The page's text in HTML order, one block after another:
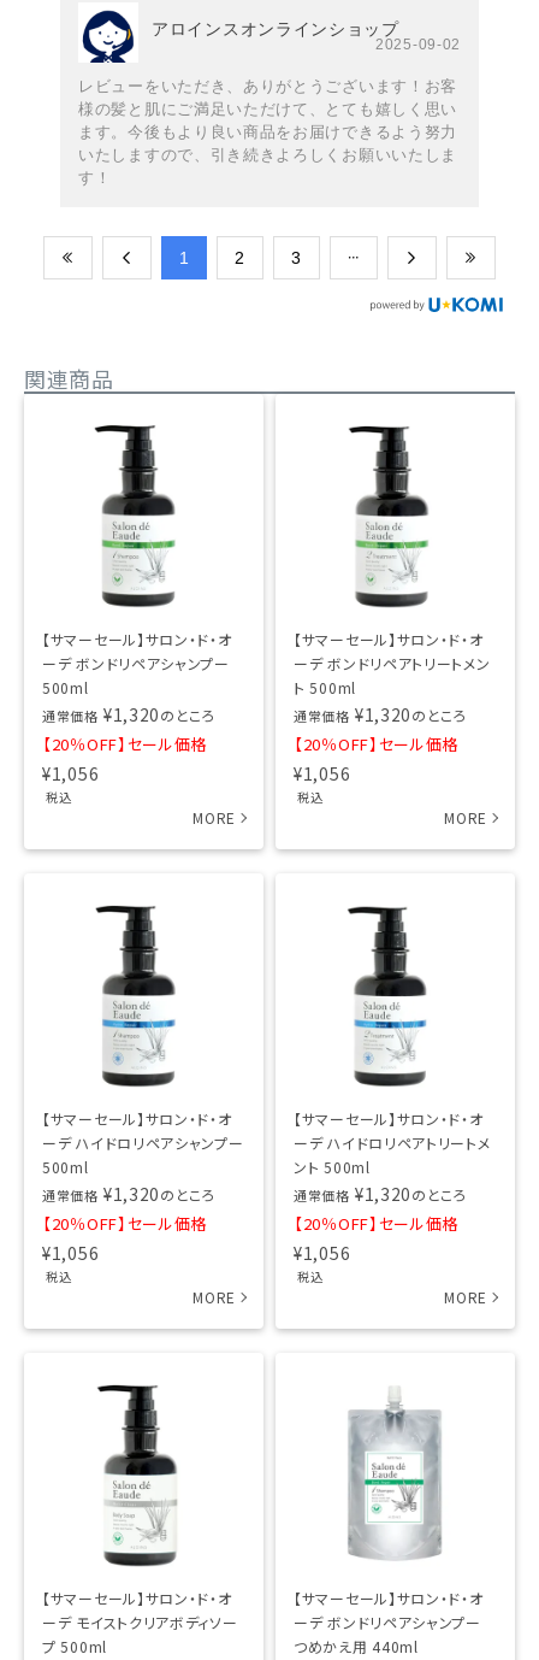
アロインスオンラインショップ
2025-09-02
レビューをいただき、ありがとうございます！お客
様の髪と肌にご満足いただけて、とても嬉しく思い
ます。今後もより良い商品をお届けできるよう努力
いたしますので、引き続きよろしくお願いいたしま
す！
​1 ​2 ​3
関連商品
【サマーセール】サロン・ド・オ
ーデ ボンドリペアシャンプー
500ml
通常価格 ¥1,320のところ
【20％OFF】セール価格
¥1,056
税込
【サマーセール】サロン・ド・オ
ーデ ボンドリペアトリートメン
ト 500ml
通常価格 ¥1,320のところ
【20％OFF】セール価格
¥1,056
税込
【サマーセール】サロン・ド・オ
ーデ ハイドロリペアシャンプー
500ml
通常価格 ¥1,320のところ
【20％OFF】セール価格
¥1,056
税込
【サマーセール】サロン・ド・オ
ーデ ハイドロリペアトリートメ
ント 500ml
通常価格 ¥1,320のところ
【20％OFF】セール価格
¥1,056
税込
【サマーセール】サロン・ド・オ
ーデ モイストクリアボディソー
プ 500ml
【サマーセール】サロン・ド・オ
ーデ ボンドリペアシャンプー
つめかえ用 440ml